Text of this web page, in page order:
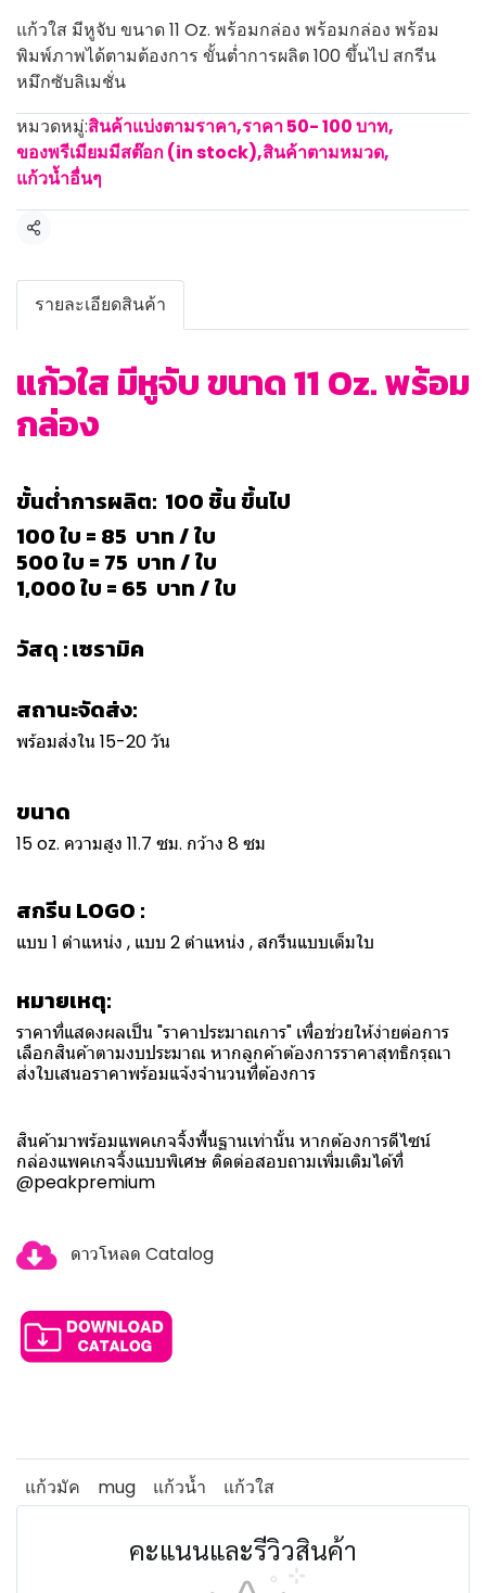
แก้วใส มีหูจับ ขนาด 11 Oz. พร้อมกล่อง พร้อมกล่อง พร้อม
พิมพ์ภาพได้ตามต้องการ ขั้นต่ำการผลิต 100 ขึ้นไป สกรีน
หมึกซับลิเมชั่น
หมวดหมู่:สินค้าแบ่งตามราคา,ราคา 50- 100 บาท,
ของพรีเมียมมีสต๊อก (in stock),สินค้าตามหมวด,
แก้วน้ำอื่นๆ
แชร์
รายละเอียดสินค้า
แก้วใส มีหูจับ ขนาด 11 Oz. พร้อม
กล่อง
ขั้นต่ำการผลิต: 100 ชิ้น ขึ้นไป
100 ใบ = 85 บาท / ใบ
500 ใบ = 75 บาท / ใบ
1,000 ใบ = 65 บาท / ใบ
วัสดุ : เซรามิค
สถานะจัดส่ง:
พร้อมส่งใน 15-20 วัน
ขนาด
15 oz. ความสูง 11.7 ซม. กว้าง 8 ซม
สกรีน LOGO :
แบบ 1 ตำแหน่ง , แบบ 2 ตำแหน่ง , สกรีนแบบเต็มใบ
หมายเหตุ:
ราคาที่แสดงผลเป็น "ราคาประมาณการ" เพื่อช่วยให้ง่ายต่อการ
เลือกสินค้าตามงบประมาณ หากลูกค้าต้องการราคาสุทธิกรุณา
ส่งใบเสนอราคาพร้อมแจ้งจำนวนที่ต้องการ
สินค้ามาพร้อมแพคเกจจิ้งพื้นฐานเท่านั้น หากต้องการดีไซน์
กล่องแพคเกจจิ้งแบบพิเศษ ติดต่อสอบถามเพิ่มเติมได้ที่
@peakpremium
ดาวโหลด Catalog
แก้วมัค mug แก้วน้ำ แก้วใส
คะแนนและรีวิวสินค้า